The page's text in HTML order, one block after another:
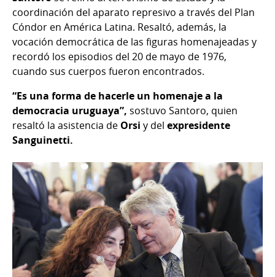
coordinación del aparato represivo a través del Plan
Cóndor en América Latina. Resaltó, además, la
vocación democrática de las figuras homenajeadas y
recordó los episodios del 20 de mayo de 1976,
cuando sus cuerpos fueron encontrados.
“Es una forma de hacerle un homenaje a la
democracia uruguaya”, sostuvo Santoro, quien
resaltó la asistencia de Orsi y del expresidente
Sanguinetti.